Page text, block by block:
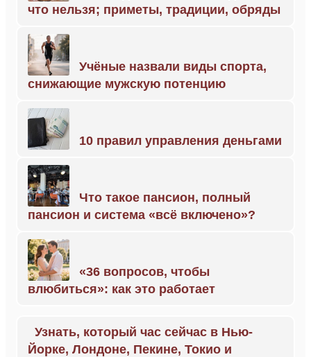
что нельзя; приметы, традиции, обряды
Учёные назвали виды спорта,
снижающие мужскую потенцию
10 правил управления деньгами
Что такое пансион, полный
пансион и система «всё включено»?
«36 вопросов, чтобы
влюбиться»: как это работает
Узнать, который час сейчас в Нью-
Йорке, Лондоне, Пекине, Токио и